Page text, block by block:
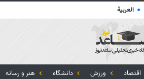
● العربية
اقتصاد ورزش دانشگاه هنر و رسانه